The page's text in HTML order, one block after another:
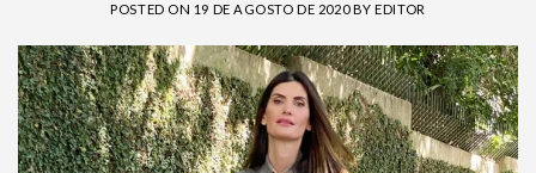
POSTED ON 19 DE AGOSTO DE 2020 BYEDITOR